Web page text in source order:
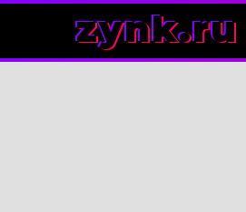
zynk.ru